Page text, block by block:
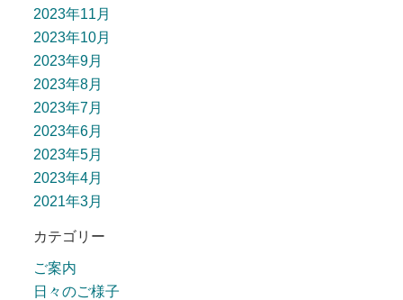
2023年11月
2023年10月
2023年9月
2023年8月
2023年7月
2023年6月
2023年5月
2023年4月
2021年3月
カテゴリー
ご案内
日々のご様子